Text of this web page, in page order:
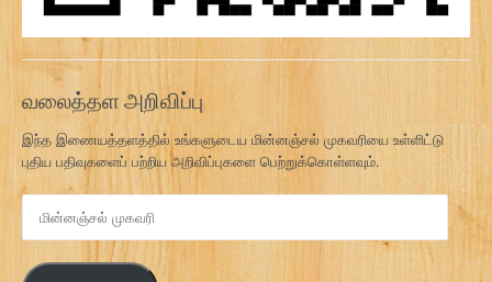
வலைத்தள அறிவிப்பு
இந்த இணையத்தளத்தில் உங்களுடைய மின்னஞ்சல் முகவரியை உள்ளிட்டு
புதிய பதிவுகளைப் பற்றிய அறிவிப்புகளை பெற்றுக்கொள்ளவும்.
ன
ஞ்